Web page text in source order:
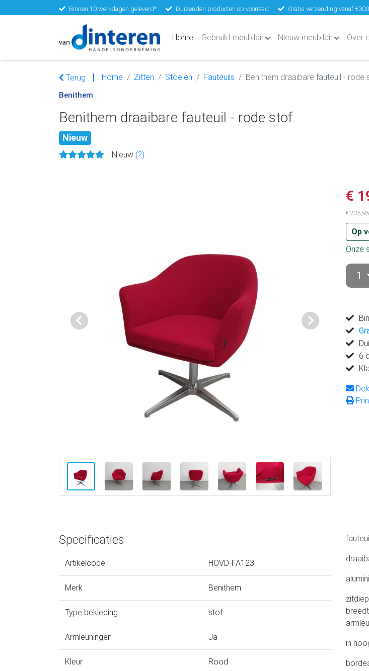
Binnen 10 werkdagen geleverd* Duizenden producten op voorraad Gratis verzending vanaf
Home (current)
Gebruikt meubilair Nieuw meubilair Over
Terug Home Zitten Stoelen Fauteuils Benithem draaibare fauteuil - rode
Benithem
Benithem draaibare fauteuil - rode stof
Nieuw
Nieuw (?)
Vorige Volgende
€
€
Op
Onze
6
in
Specificaties
Artikelcode HOVD-FA123
Merk Benithem
Type bekleding stof
Armleuningen Ja
Kleur Rood